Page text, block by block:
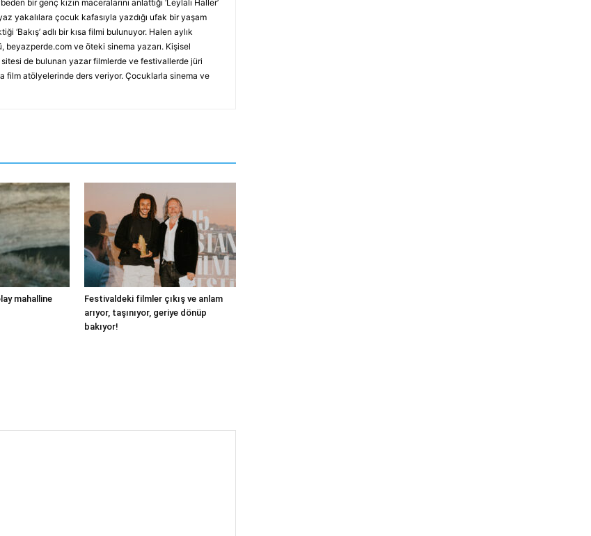
bir genç kızın maceralarını anlattığı ‘Leylalı Haller’
yakalılara çocuk kafasıyla yazdığı ufak bir yaşam
‘Bakış’ adlı bir kısa filmi bulunuyor. Halen aylık
ve öteki sinema yazarı. Kişisel
sitesi de bulunan yazar filmlerde ve festivallerde jüri
film atölyelerinde ders veriyor. Çocuklarla sinema ve
mahalline
Festivaldeki filmler çıkış ve anlam
arıyor, taşınıyor, geriye dönüp
bakıyor!